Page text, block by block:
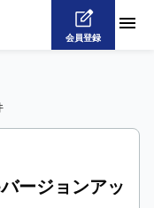
会員登録
ージョンアッ